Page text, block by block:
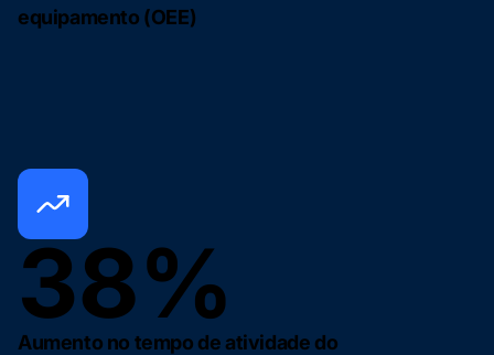
equipamento (OEE)
38%
Aumento no tempo de atividade do